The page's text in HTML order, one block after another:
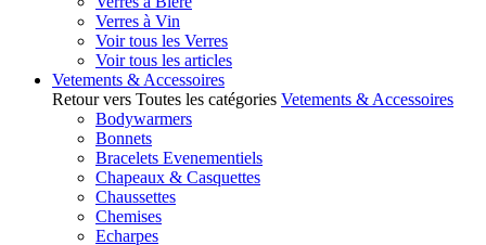
Verres à Vin
Voir tous les Verres
Voir tous les articles
Vetements & Accessoires
Retour vers Toutes les catégories Vetements & Accessoires
Bodywarmers
Bonnets
Bracelets Evenementiels
Chapeaux & Casquettes
Chaussettes
Chemises
Echarpes